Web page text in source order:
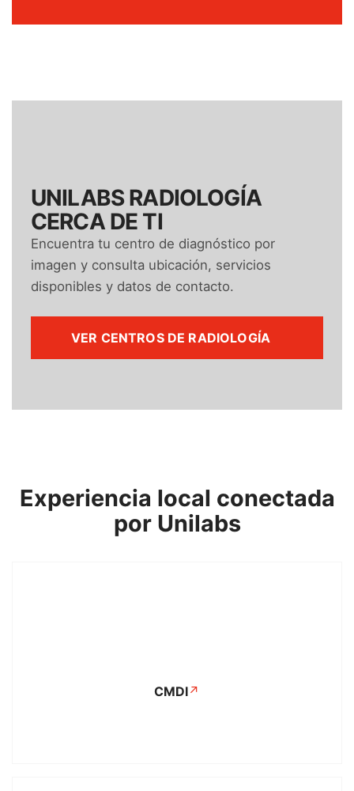
UNILABS RADIOLOGÍA
CERCA DE TI
Encuentra tu centro de diagnóstico por
imagen y consulta ubicación, servicios
disponibles y datos de contacto.
VER CENTROS DE RADIOLOGÍA
Experiencia local conectada
por Unilabs
CMDI↗
Se abre en una pestaña